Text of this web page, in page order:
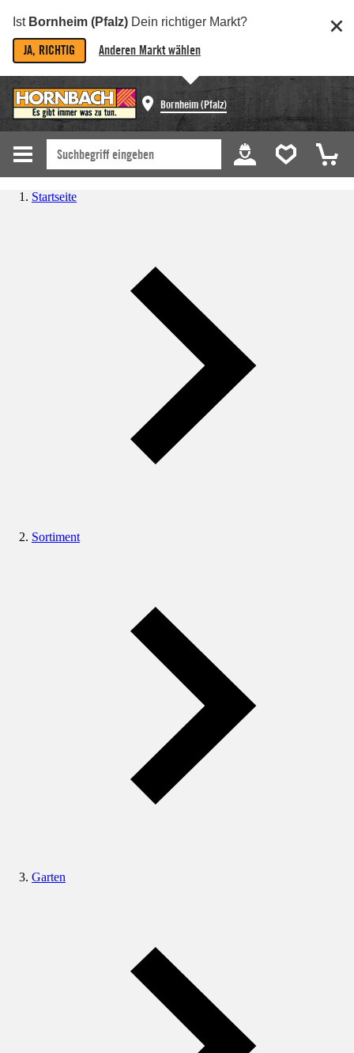
Ist Bornheim (Pfalz) Dein richtiger Markt?
JA, RICHTIG Anderen Markt wählen
Bornheim (Pfalz)
Startseite
Sortiment
Garten